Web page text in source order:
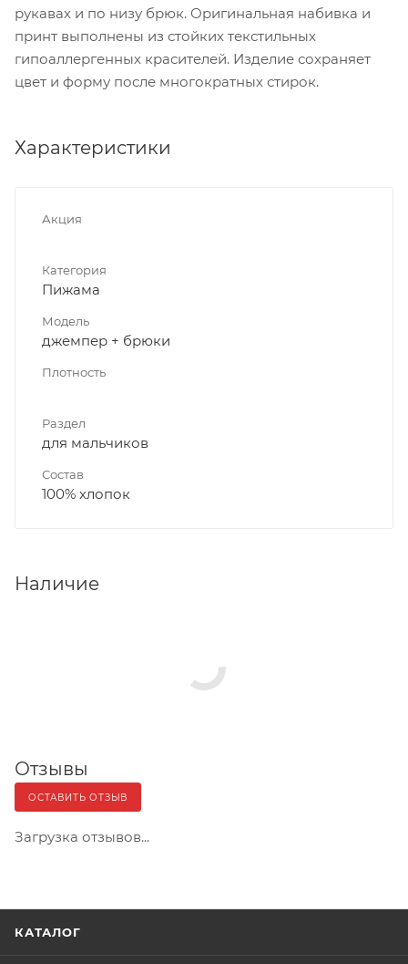
рукавах и по низу брюк. Оригинальная набивка и
принт выполнены из стойких текстильных
гипоаллергенных красителей. Изделие сохраняет
цвет и форму после многократных стирок.
Характеристики
Акция
Категория
Пижама
Модель
джемпер + брюки
Плотность
Раздел
для мальчиков
Состав
100% хлопок
Наличие
Отзывы
ОСТАВИТЬ ОТЗЫВ
Загрузка отзывов...
КАТАЛОГ